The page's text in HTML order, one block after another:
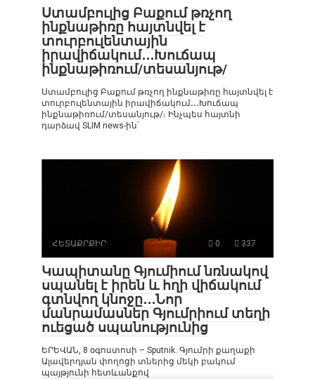
Ստամբուլից Բաքում թռչող
ինքնաթիռը հայտնվել է
տուրբուլենտային
իրավիճակում․․․Խուճապ
ինքնաթիռում/տեսանյութ/
Ստամբուլից Բաքում թռչող ինքնաթիռը հայտնվել է
տուրբուլենտային իրավիճակում․․․Խուճապ
ինքնաթիռում/տեսանյութ/։ Ինչպես հայտնի
դարձավ SLIM news-ին՝
ՀԵՏԱՔՐՔԻՐ 0 337
Կապիտանը Գյումիում նռնակով
սպանել է իրեն և հղի վիճակում
գտնվող կնոջը․․․Նոր
մանրամասներ Գյումրիում տեղի
ուեցած սպանությունից
ԵՐԵՎԱՆ, 8 օգոստոսի – Sputnik. Գյումրի քաղաքի
Ալավերդյան փողոցի տներից մեկի բակում
պայթյունի հետևանքով